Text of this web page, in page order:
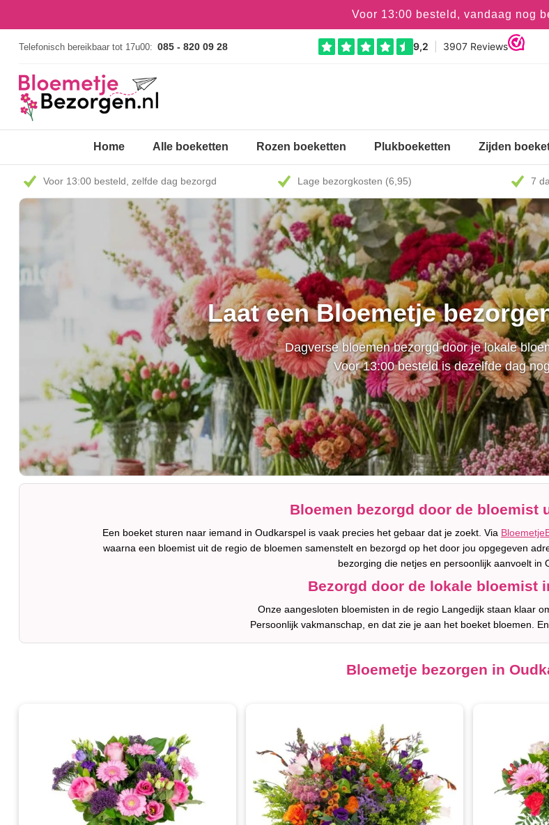
Voor 13:00 besteld, vandaag nog
Telefonisch bereikbaar tot 17u00: 085 - 820 09 28
Home Alle boeketten Rozen boeketten Plukboeketten Zijden
Voor 13:00 besteld, zelfde dag bezorgd Lage bezorgkosten (6,95) 7
Laat een Bloemetje
Dagverse bloemen bezorgd door je lokale
Voor 13:00 besteld is dezelfde dag
Bloemen bezorgd door de bloemist
Een boeket sturen naar iemand in Oudkarspel is vaak precies het gebaar dat je zoekt. Via
waarna een bloemist uit de regio de bloemen samenstelt en bezorgd op het door jou opgegeven
bezorging die netjes en persoonlijk aanvoelt in
Bezorgd door de lokale bloemist
Onze aangesloten bloemisten in de regio Langedijk staan klaar
Persoonlijk vakmanschap, en dat zie je aan het boeket bloemen.
Bloemetje bezorgen in